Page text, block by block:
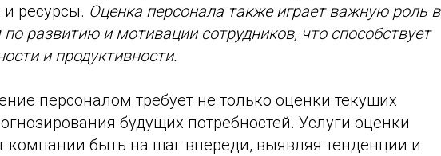
ресурсы. Оценка персонала также играет важную роль в
развитию и мотивации сотрудников, что способствует
и продуктивности.
персоналом требует не только оценки текущих
будущих потребностей. Услуги оценки
компании быть на шаг впереди, выявляя тенденции и